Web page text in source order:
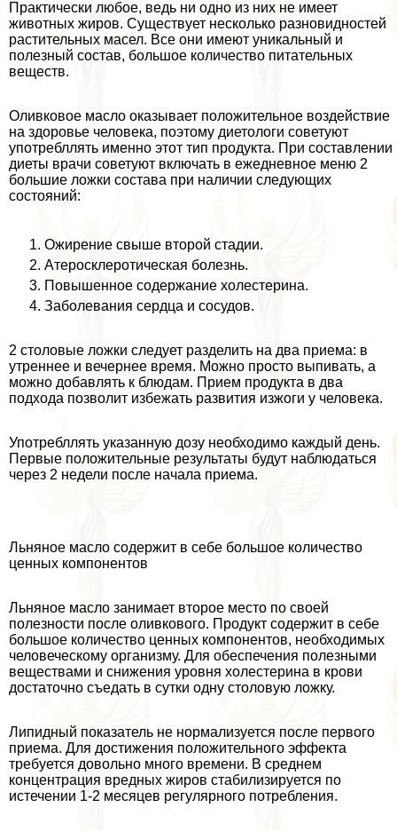
Пpaктически любое, ведь ни одно из них не имеет
животных жиров. Существует несколько разновидностей
растительных масел. Все они имеют уникальный и
полезный состав, большое количество питательных
веществ.
Оливковое масло оказывает положительное воздействие
на здоровье человека, поэтому диетологи советуют
употрeбллять именно этот тип продукта. При составлении
диеты врачи советуют включать в ежедневное меню 2
большие ложки состава при наличии следующих
состояний:
Ожирение свыше второй стадии.
Атеросклеротическая болезнь.
Повышенное содержание холестерина.
Заболевания сердца и сосудов.
2 столовые ложки следует разделить на два приема: в
утреннее и вечернее время. Можно просто выпивать, а
можно добавлять к блюдам. Прием продукта в два
подхода позволит избежать развития изжоги у человека.
Употрeбллять указанную дозу необходимо каждый день.
Первые положительные результаты будут наблюдаться
через 2 недели после начала приема.
Льняное масло содержит в себе большое количество
ценных компонентов
Льняное масло занимает второе место по своей
полезности после оливкового. Продукт содержит в себе
большое количество ценных компонентов, необходимых
человеческому организму. Для обеспечения полезными
веществами и снижения уровня холестерина в крови
достаточно съедать в сутки одну столовую ложку.
Липидный показатель не нормализуется после первого
приема. Для достижения положительного эффекта
требуется довольно много времени. В среднем
концентрация вредных жиров стабилизируется по
истечении 1-2 месяцев регулярного потрeбления.